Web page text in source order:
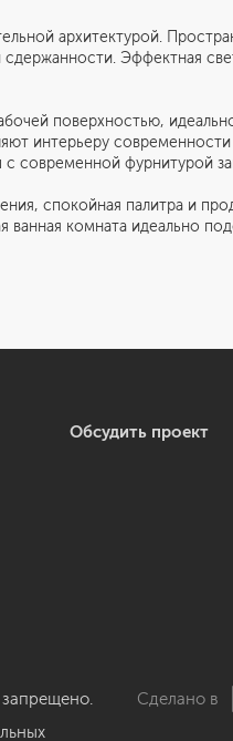
архитектурой.
Эффектная
поверхностью,
интерьеру
современной фурнитурой
спокойная палитра и
комната идеально
Обсудить проект
Сделано в